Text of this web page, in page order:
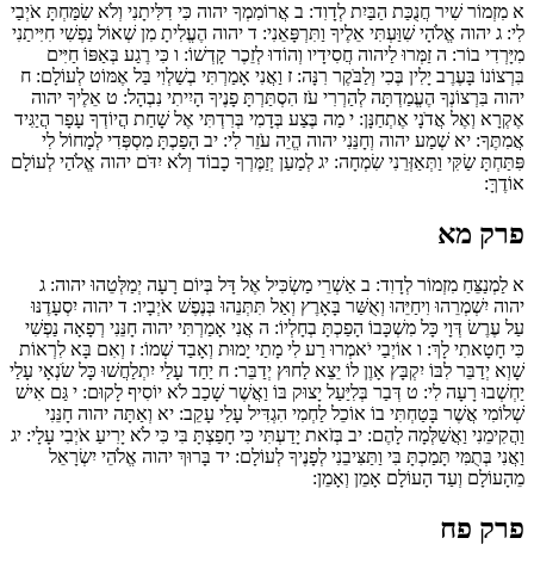
א מִזְמוֹר שִׁיר חֲנֻכַּת הַבַּיִת לְדָוִד: ב אֲרוֹמִמְךָ יהוה כִּי דִלִּיתָנִי וְלֹא שִׂמַּחְתָּ אֹיְבַי
לִי: ג יהוה אֱלֹהָי שִׁוַּעְתִּי אֵלֶיךָ וַתִּרְפָּאֵנִי: ד יהוה הֶעֱלִיתָ מִן שְׁאוֹל נַפְשִׁי חִיִּיתַנִי
מִיָּרְדִי בוֹר: ה זַמְּרוּ לַיהוה חֲסִידָיו וְהוֹדוּ לְזֵכֶר קָדְשׁוֹ: ו כִּי רֶגַע בְּאַפּוֹ חַיִּים
בִּרְצוֹנוֹ בָּעֶרֶב יָלִין בֶּכִי וְלַבֹּקֶר רִנָּה: ז וַאֲנִי אָמַרְתִּי בְשַׁלְוִי בַּל אֶמּוֹט לְעוֹלָם: ח
יהוה בִּרְצוֹנְךָ הֶעֱמַדְתָּה לְהַרְרִי עֹז הִסְתַּרְתָּ פָנֶיךָ הָיִיתִי נִבְהָל: ט אֵלֶיךָ יהוה
אֶקְרָא וְאֶל אֲדֹנָי אֶתְחַנָּן: י מַה בֶּצַע בְּדָמִי בְּרִדְתִּי אֶל שָׁחַת הֲיוֹדְךָ עָפָר הֲיַגִּיד
אֲמִתֶּךָ: יא שְׁמַע יהוה וְחָנֵּנִי יהוה הֱ‍יֵה עֹזֵר לִי: יב הָפַכְתָּ מִסְפְּדִי לְמָחוֹל לִי
פִּתַּחְתָּ שַׂקִּי וַתְּאַזְּרֵנִי שִׂמְחָה: יג לְמַעַן יְזַמֶּרְךָ כָבוֹד וְלֹא יִדֹּם יהוה אֱלֹהַי לְעוֹלָם
אוֹדֶךָּ:
פרק מא
א לַמְנַצֵּחַ מִזְמוֹר לְדָוִד: ב אַשְׁרֵי מַשְׂכִּיל אֶל דָּל בְּיוֹם רָעָה יְמַלְּטֵהוּ יהוה: ג
יהוה יִשְׁמְרֵהוּ וִיחַיֵּהוּ וְאֻשַּׁר בָּאָרֶץ וְאַל תִּתְּנֵהוּ בְּנֶפֶשׁ אֹיְבָיו: ד יהוה יִסְעָדֶנּוּ
עַל עֶרֶשׂ דְּוָי כָּל מִשְׁכָּבוֹ הָפַכְתָּ בְחָלְיוֹ: ה אֲ‍נִי אָמַרְתִּי יהוה חָנֵּנִי רְפָאָה נַפְשִׁי
כִּי חָטָאתִי לָךְ: ו אוֹיְבַי יֹאמְרוּ רַע לִי מָתַי יָמוּת וְאָבַד שְׁמוֹ: ז וְאִם בָּא לִרְאוֹת
שָׁוְא יְדַבֵּר לִבּוֹ יִקְבָּץ אָוֶן לוֹ יֵצֵא לַחוּץ יְדַבֵּר: ח יַחַד עָלַי יִתְלַחֲשׁוּ כָּל שֹׂנְאָי עָלַי
יַחְשְׁבוּ רָעָה לִי: ט דְּבַר בְּלִיַּעַל יָצוּק בּוֹ וַאֲשֶׁר שָׁכַב לֹא יוֹסִיף לָקוּם: י גַּם אִישׁ
שְׁלוֹמִי אֲשֶׁר בָּטַחְתִּי בוֹ אוֹכֵל לַחְמִי הִגְדִּיל עָלַי עָקֵב: יא וְאַתָּה יהוה חָנֵּנִי
וַהֲקִימֵנִי וַאֲשַׁלְּמָה לָהֶם: יב בְּזֹאת יָדַעְתִּי כִּי חָפַצְתָּ בִּי כִּי לֹא יָרִיעַ אֹיְבִי עָלָי: יג
וַאֲנִי בְּתֻמִּי תָּמַכְתָּ בִּי וַתַּצִּיבֵנִי לְפָנֶיךָ לְעוֹלָם: יד בָּרוּךְ יהוה אֱלֹהֵי יִשְׂרָאֵל
מֵהָעוֹלָם וְעַד הָעוֹלָם אָמֵן וְאָמֵן:
פרק פח